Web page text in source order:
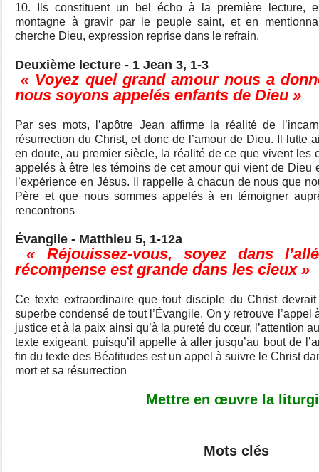
10. Ils constituent un bel écho à la première lecture,
montagne à gravir par le peuple saint, et en
cherche Dieu, expression reprise dans le refrain.
Deuxième lecture - 1 Jean 3, 1-3
« Voyez quel grand amour nous a
nous soyons appelés enfants de Dieu »
Par ses mots, l’apôtre Jean affirme la réalité de
résurrection du Christ, et donc de l’amour de Dieu. Il lutte
en doute, au premier siècle, la réalité de ce que vivent les
appelés à être les témoins de cet amour qui vient de Dieu
l’expérience en Jésus. Il rappelle à chacun de nous que
Père et que nous sommes appelés à en témoigner
rencontrons
Évangile - Matthieu 5, 1-12a
« Réjouissez-vous, soyez dans
récompense est grande dans les cieux »
Ce texte extraordinaire que tout disciple du Christ
superbe condensé de tout l’Évangile. On y retrouve l’appel
justice et à la paix ainsi qu’à la pureté du cœur, l’attention
texte exigeant, puisqu’il appelle à aller jusqu’au bout de
fin du texte des Béatitudes est un appel à suivre le Christ
mort et sa résurrection
Mettre en œuvre la
Mots clés